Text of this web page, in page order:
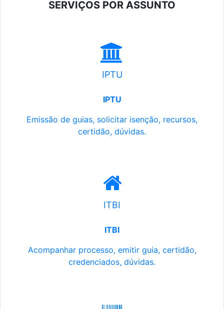
SERVIÇOS POR ASSUNTO
IPTU
IPTU
Emissão de guias, solicitar isenção, recursos,
certidão, dúvidas.
ITBI
ITBI
Acompanhar processo, emitir guia, certidão,
credenciados, dúvidas.